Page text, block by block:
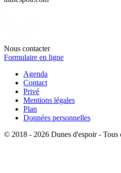
Nous contacter
Formulaire en ligne
Agenda
Contact
Privé
Mentions légales
Plan
Données personnelles
© 2018 - 2026 Dunes d'espoir - Tous